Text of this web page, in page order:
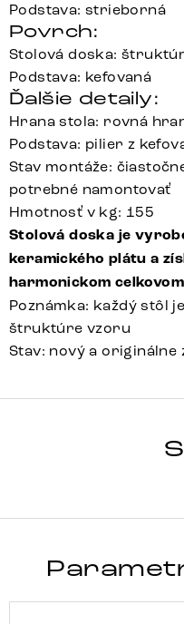
Podstava: strieborná
Povrch:
Stolová doska:
Podstava: kefovaná
Ďalšie detaily:
Hrana stola: rovná
Podstava: pilier z
Stav montáže:
potrebné namontovať
Hmotnosť v kg: 155
Stolová doska je
keramického plátu a
harmonickom
Poznámka: každý stôl
štruktúre vzoru
Stav: nový a originálne